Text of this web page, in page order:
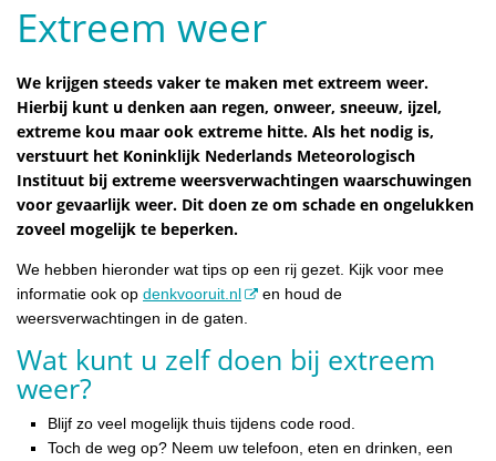
Extreem weer
We krijgen steeds vaker te maken met extreem weer.
Hierbij kunt u denken aan regen, onweer, sneeuw, ijzel,
extreme kou maar ook extreme hitte. Als het nodig is,
verstuurt het Koninklijk Nederlands Meteorologisch
Instituut bij extreme weersverwachtingen waarschuwingen
voor gevaarlijk weer. Dit doen ze om schade en ongelukken
zoveel mogelijk te beperken.
We hebben hieronder wat tips op een rij gezet. Kijk voor mee
informatie ook op denkvooruit.nl
en houd de
weersverwachtingen in de gaten.
Wat kunt u zelf doen bij extreem
weer?
Blijf zo veel mogelijk thuis tijdens code rood.
Toch de weg op? Neem uw telefoon, eten en drinken, een